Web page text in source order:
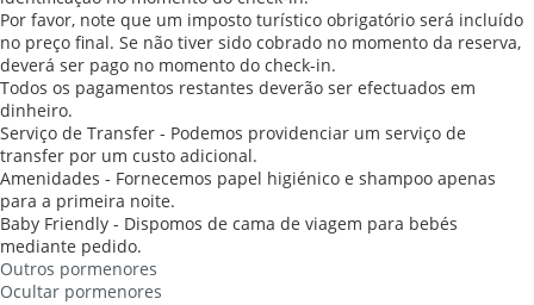
Por favor, note que um imposto turístico obrigatório será incluído
no preço final. Se não tiver sido cobrado no momento da reserva,
deverá ser pago no momento do check-in.
Todos os pagamentos restantes deverão ser efectuados em
dinheiro.
Serviço de Transfer - Podemos providenciar um serviço de
transfer por um custo adicional.
Amenidades - Fornecemos papel higiénico e shampoo apenas
para a primeira noite.
Baby Friendly - Dispomos de cama de viagem para bebés
mediante pedido.
Outros pormenores
Ocultar pormenores